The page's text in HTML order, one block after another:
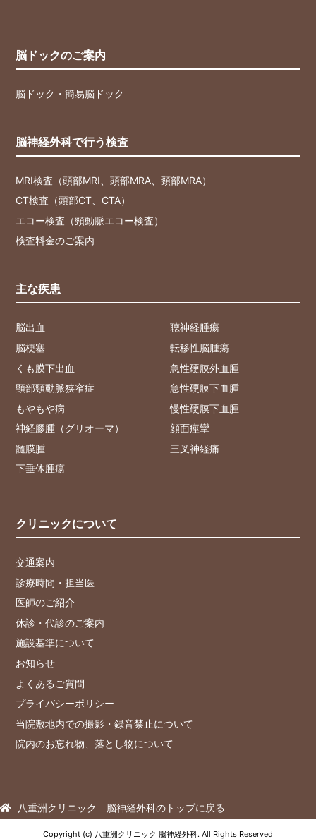
脳ドックのご案内
脳ドック・簡易脳ドック
脳神経外科で行う検査
MRI検査（頭部MRI、頭部MRA、頸部MRA）
CT検査（頭部CT、CTA）
エコー検査（頸動脈エコー検査）
検査料金のご案内
主な疾患
脳出血
脳梗塞
くも膜下出血
頸部頸動脈狭窄症
もやもや病
神経膠腫（グリオーマ）
髄膜腫
下垂体腫瘍
聴神経腫瘍
転移性脳腫瘍
急性硬膜外血腫
急性硬膜下血腫
慢性硬膜下血腫
顔面痙攣
三叉神経痛
クリニックについて
交通案内
診療時間・担当医
医師のご紹介
休診・代診のご案内
施設基準について
お知らせ
よくあるご質問
プライバシーポリシー
当院敷地内での撮影・録音禁止について
院内のお忘れ物、落とし物について
八重洲クリニック 脳神経外科のトップに戻る
Copyright (c) 八重洲クリニック 脳神経外科. All Rights Reserved